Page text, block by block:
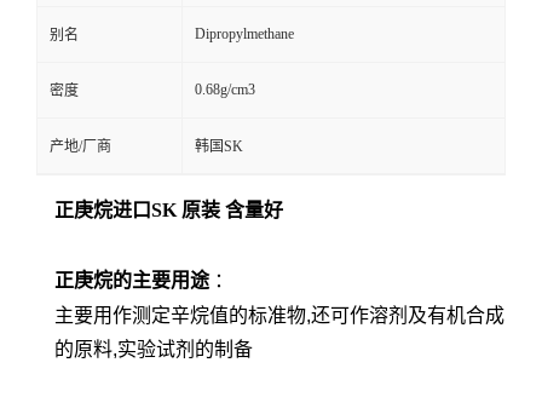
别名 Dipropylmethane
密度 0.68g/cm3
产地/厂商 韩国SK
正庚烷进口SK 原装 含量好
正庚烷的主要用途 ：
主要用作测定辛烷值的标准物,还可作溶剂及有机合成
的原料,实验试剂的制备